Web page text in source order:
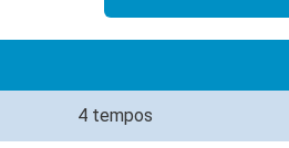
4 tempos